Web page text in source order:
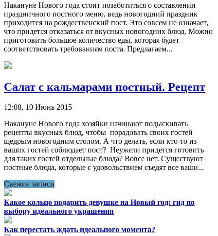
Накануне Нового года стоит позаботиться о составлении
праздничного постного меню, ведь новогодний праздник
приходится на рождественский пост. Это совсем не означает,
что придется отказаться от вкусных новогодних блюд. Можно
приготовить большое количество еды, которая будет
соответствовать требованиям поста. Предлагаем...
Салат с кальмарами постный. Рецепт
12:08, 10 Июнь 2015
Накануне Нового года хозяйки начинают подыскивать
рецепты вкусных блюд, чтобы порадовать своих гостей
щедрым новогодним столом. А что делать, если кто-то из
ваших гостей соблюдает пост? Неужели придется готовить
для таких гостей отдельные блюда? Вовсе нет. Существуют
постные блюда, которые с удовольствием съедят все ваши...
Свежие записи
Какое кольцо подарить девушке на Новый год: гид по
выбору идеального украшения
Как перестать ждать идеального момента?